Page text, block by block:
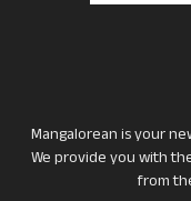
Mangalorean is your
We provide you with
from